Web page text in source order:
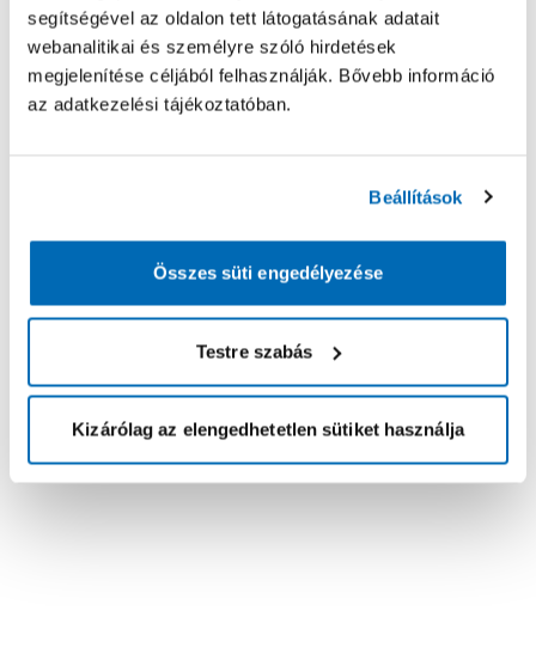
segítségével az oldalon tett látogatásának adatait
webanalitikai és személyre szóló hirdetések
megjelenítése céljából felhasználják. Bővebb információ
az adatkezelési tájékoztatóban.
Beállítások
Összes süti engedélyezése
Testre szabás
Kizárólag az elengedhetetlen sütiket használja